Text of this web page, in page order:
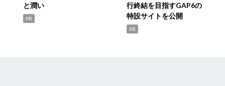
と潤い
PR
行終結を目指すGAP6の
特設サイトを公開
PR